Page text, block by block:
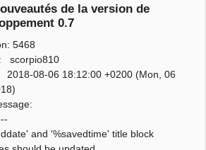
de la version de
0.7
5468
scorpio810
08-06 18:12:00 +0200 (Mon, 06
and '%savedtime' title block